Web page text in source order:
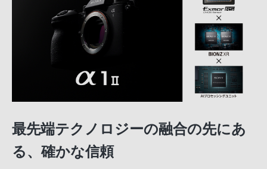
最先端テクノロジーの融合の先にあ
る、確かな信頼